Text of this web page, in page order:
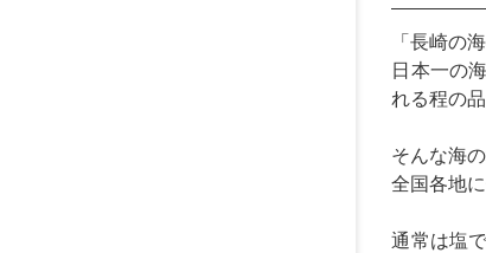
「長崎の
日本一の
れる程の
そんな海
全国各地
通常は塩